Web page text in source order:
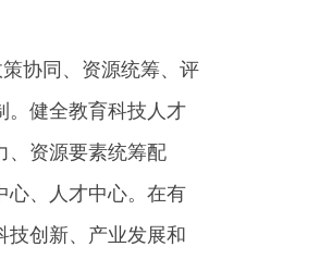
协同、资源统筹、评
。健全教育科技人才
、资源要素统筹配
心、人才中心。在有
技创新、产业发展和